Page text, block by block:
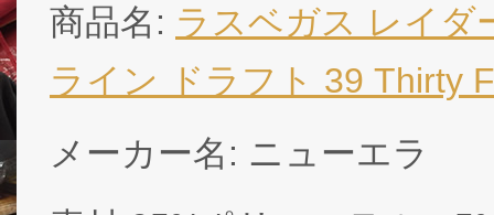
商品名: ラスベガス レイダ
ライン ドラフト 39 Thirty
メーカー名: ニューエラ